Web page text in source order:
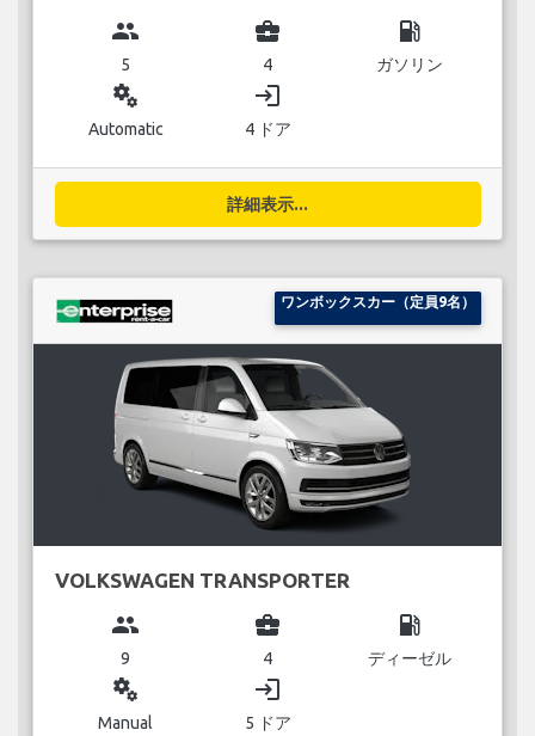
group
5
business_center
4
local_gas_station
ガソリン
miscellaneous_services
Automatic
login
4 ドア
詳細表示...
ワンボックスカー（定員9名）
VOLKSWAGEN TRANSPORTER
group
9
business_center
4
local_gas_station
ディーゼル
miscellaneous_services
Manual
login
5 ドア